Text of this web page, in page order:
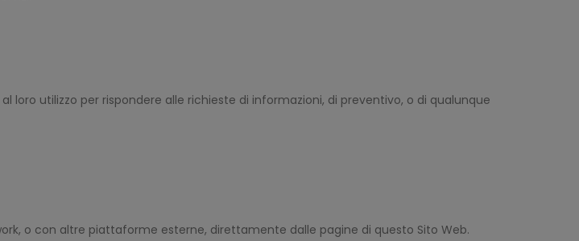
loro utilizzo per rispondere alle richieste di informazioni, di preventivo, o di qualunque
o con altre piattaforme esterne, direttamente dalle pagine di questo Sito Web.